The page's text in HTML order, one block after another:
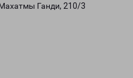
Ганди, 210/3